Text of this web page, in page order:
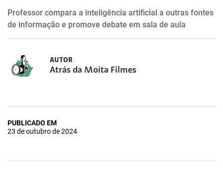
Professor compara a inteligência artificial a outras fontes
de informação e promove debate em sala de aula
AUTOR
Atrás da Moita Filmes
PUBLICADO EM
23 de outubro de 2024